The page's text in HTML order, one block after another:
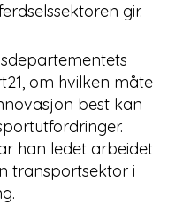
gir.
om hvilken måte
best kan
han ledet arbeidet
transportsektor i